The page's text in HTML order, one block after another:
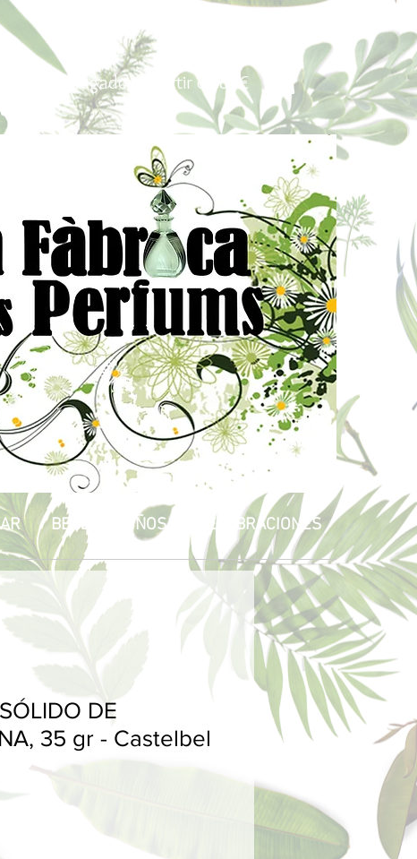
Portes pagados a partir de 80€
BEBÉS & NIÑOS CELEBRACIONES
DE
35 gr - Castelbel